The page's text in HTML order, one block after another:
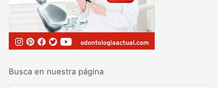
Busca en nuestra página